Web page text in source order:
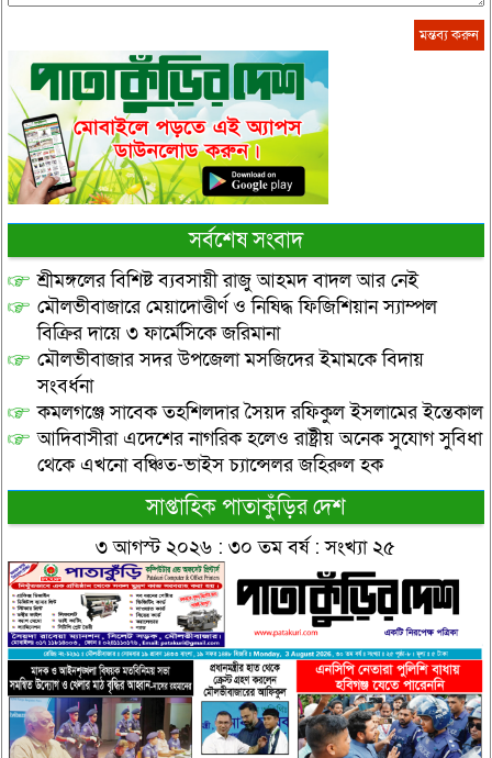
সর্বশেষ সংবাদ
শ্রীমঙ্গলের বিশিষ্ট ব্যবসায়ী রাজু আহমদ বাদল আর নেই
মৌলভীবাজারে মেয়াদোত্তীর্ণ ও নিষিদ্ধ ফিজিশিয়ান স্যাম্পল
বিক্রির দায়ে ৩ ফার্মেসিকে জরিমানা
মৌলভীবাজার সদর উপজেলা মসজিদের ইমামকে বিদায়
সংবর্ধনা
কমলগঞ্জে সাবেক তহশিলদার সৈয়দ রফিকুল ইসলামের ইন্তেকাল
আদিবাসীরা এদেশের নাগরিক হলেও রাষ্ট্রীয় অনেক সুযোগ সুবিধা
থেকে এখনো বঞ্চিত-ভাইস চ্যান্সেলর জহিরুল হক
সাপ্তাহিক পাতাকুঁড়ির দেশ
৩ আগস্ট ২০২৬ : ৩০ তম বর্ষ : সংখ্যা ২৫